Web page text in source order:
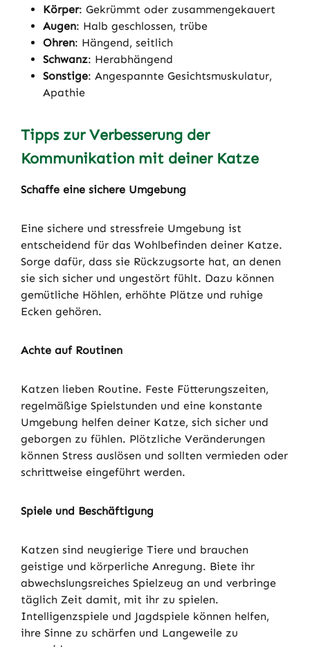
Körper: Gekrümmt oder zusammengekauert
Augen: Halb geschlossen, trübe
Ohren: Hängend, seitlich
Schwanz: Herabhängend
Sonstige: Angespannte Gesichtsmuskulatur,
Apathie
Tipps zur Verbesserung der
Kommunikation mit deiner Katze
Schaffe eine sichere Umgebung
Eine sichere und stressfreie Umgebung ist
entscheidend für das Wohlbefinden deiner Katze.
Sorge dafür, dass sie Rückzugsorte hat, an denen
sie sich sicher und ungestört fühlt. Dazu können
gemütliche Höhlen, erhöhte Plätze und ruhige
Ecken gehören.
Achte auf Routinen
Katzen lieben Routine. Feste Fütterungszeiten,
regelmäßige Spielstunden und eine konstante
Umgebung helfen deiner Katze, sich sicher und
geborgen zu fühlen. Plötzliche Veränderungen
können Stress auslösen und sollten vermieden oder
schrittweise eingeführt werden.
Spiele und Beschäftigung
Katzen sind neugierige Tiere und brauchen
geistige und körperliche Anregung. Biete ihr
abwechslungsreiches Spielzeug an und verbringe
täglich Zeit damit, mit ihr zu spielen.
Intelligenzspiele und Jagdspiele können helfen,
ihre Sinne zu schärfen und Langeweile zu